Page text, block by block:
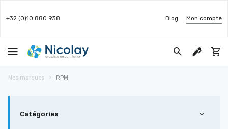
+32 (0)10 880 938 Blog Mon compte
Nos marques RPM
Catégories